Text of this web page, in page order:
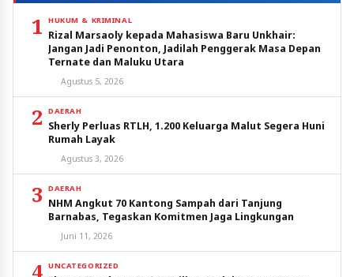
1 HUKUM & KRIMINAL
Rizal Marsaoly kepada Mahasiswa Baru Unkhair:
Jangan Jadi Penonton, Jadilah Penggerak Masa Depan
Ternate dan Maluku Utara
Agustus 5, 2026
2 DAERAH
Sherly Perluas RTLH, 1.200 Keluarga Malut Segera Huni
Rumah Layak
Agustus 3, 2026
3 DAERAH
NHM Angkut 70 Kantong Sampah dari Tanjung
Barnabas, Tegaskan Komitmen Jaga Lingkungan
Juni 11, 2026
UNCATEGORIZED